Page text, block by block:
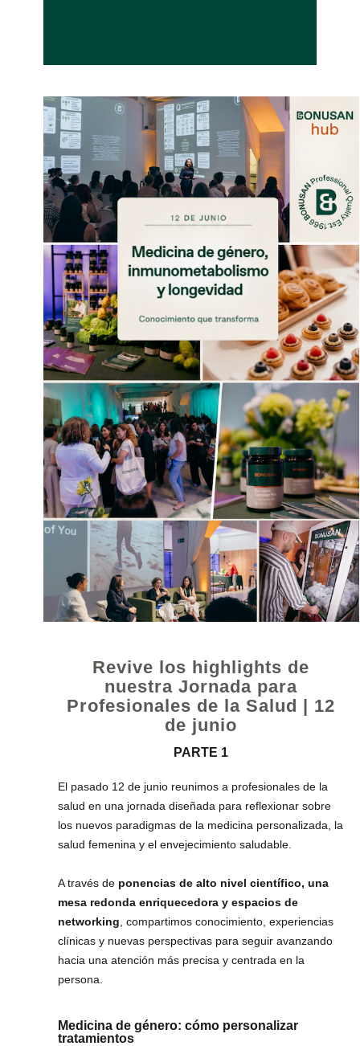
Revive los highlights de
nuestra Jornada para
Profesionales de la Salud | 12
de junio
PARTE 1
El pasado 12 de junio reunimos a profesionales de la
salud en una jornada diseñada para reflexionar sobre
los nuevos paradigmas de la medicina personalizada, la
salud femenina y el envejecimiento saludable.
A través de ponencias de alto nivel científico, una
mesa redonda enriquecedora y espacios de
networking , compartimos conocimiento, experiencias
clínicas y nuevas perspectivas para seguir avanzando
hacia una atención más precisa y centrada en la
persona.
Medicina de género: cómo personalizar
tratamientos